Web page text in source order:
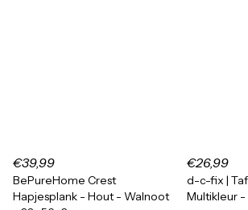
€39,99
BePureHome Crest
Hapjesplank - Hout - Walnoot
€26,99
d-c-fix |
Multikleur